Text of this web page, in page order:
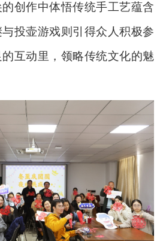
创作中体悟传统手工艺蕴含
投壶游戏则引得众人积极参
互动里，领略传统文化的魅